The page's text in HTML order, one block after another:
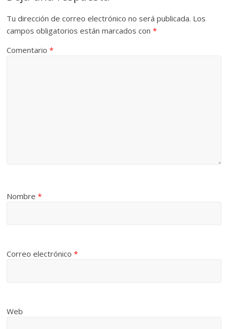
Tu dirección de correo electrónico no será publicada. Los
campos obligatorios están marcados con*
Comentario*
Nombre*
Correo electrónico*
Web